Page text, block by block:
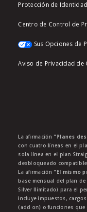
Protección de
Centro de Control de
Sus Opciones de
Aviso de Privacidad de
La afirmación "Planes
con cuatro líneas en el
sola línea en el plan
desbloqueado
La afirmación "El mismo
base mensual del plan
Silver Ilimitado) para el
incluye impuestos,
(add on) o funciones que